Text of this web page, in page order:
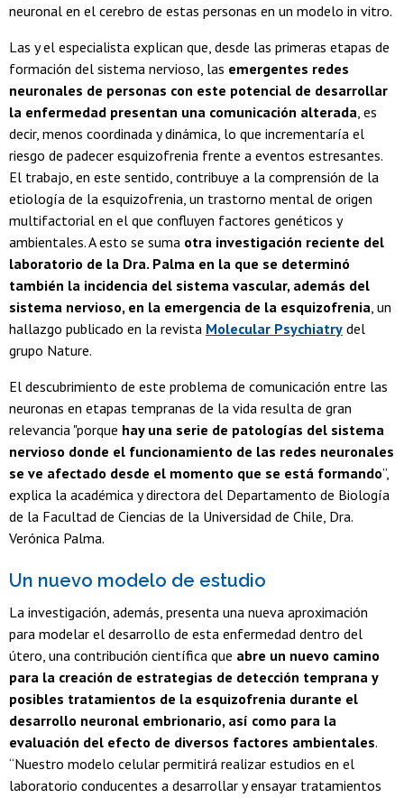
neuronal en el cerebro de estas personas en un modelo in vitro.
Las y el especialista explican que, desde las primeras etapas de
formación del sistema nervioso, las emergentes redes
neuronales de personas con este potencial de desarrollar
la enfermedad presentan una comunicación alterada, es
decir, menos coordinada y dinámica, lo que incrementaría el
riesgo de padecer esquizofrenia frente a eventos estresantes.
El trabajo, en este sentido, contribuye a la comprensión de la
etiología de la esquizofrenia, un trastorno mental de origen
multifactorial en el que confluyen factores genéticos y
ambientales. A esto se suma otra investigación reciente del
laboratorio de la Dra. Palma en la que se determinó
también la incidencia del sistema vascular, además del
sistema nervioso, en la emergencia de la esquizofrenia, un
hallazgo publicado en la revista Molecular Psychiatry del
grupo Nature.
El descubrimiento de este problema de comunicación entre las
neuronas en etapas tempranas de la vida resulta de gran
relevancia "porque hay una serie de patologías del sistema
nervioso donde el funcionamiento de las redes neuronales
se ve afectado desde el momento que se está formando”,
explica la académica y directora del Departamento de Biología
de la Facultad de Ciencias de la Universidad de Chile, Dra.
Verónica Palma.
Un nuevo modelo de estudio
La investigación, además, presenta una nueva aproximación
para modelar el desarrollo de esta enfermedad dentro del
útero, una contribución científica que abre un nuevo camino
para la creación de estrategias de detección temprana y
posibles tratamientos de la esquizofrenia durante el
desarrollo neuronal embrionario, así como para la
evaluación del efecto de diversos factores ambientales.
“Nuestro modelo celular permitirá realizar estudios en el
laboratorio conducentes a desarrollar y ensayar tratamientos